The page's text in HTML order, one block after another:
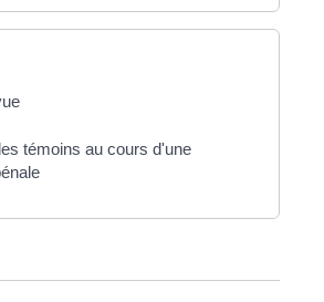
témoins au cours d'une